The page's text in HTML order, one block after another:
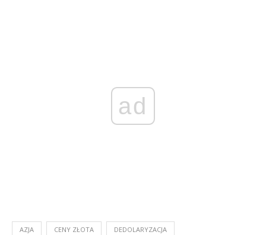
ad
AZJA CENY ZŁOTA DEDOLARYZACJA